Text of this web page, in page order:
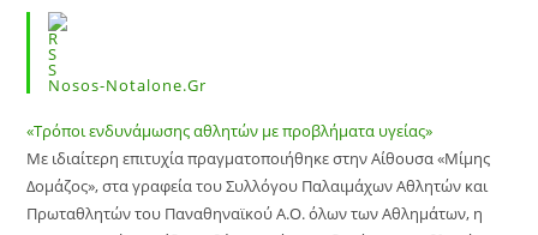
Nosos-Notalone.gr
«Τρόποι ενδυνάμωσης αθλητών με προβλήματα υγείας»
Με ιδιαίτερη επιτυχία πραγματοποιήθηκε στην Αίθουσα «Μίμης
Δομάζος», στα γραφεία του Συλλόγου Παλαιμάχων Αθλητών και
Πρωταθλητών του Παναθηναϊκού Α.Ο. όλων των Αθλημάτων, η